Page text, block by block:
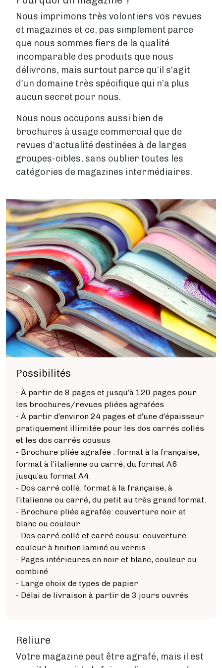
Impression numérique
Comment ça marche ?
Délais de livraison
Impression en ligne
Plan par étapes
Publier un livre
Demander un ISBN
Formalites a regler
RESEAU LIBRAIRIES
Vendre en librairie
BOUTIQUE PUMBO
Aide
Tarifs
Services
Blog
Boutique
À propos de nous
Se connecter
Créer un compte
Nous imprimons très volontiers vos revues
et magazines et ce, pas simplement parce
que nous sommes fiers de la qualité
incomparable des produits que nous
délivrons, mais surtout parce qu’il s’agit
d’un domaine très spécifique qui n’a plus
aucun secret pour nous.
Nous nous occupons aussi bien de
brochures à usage commercial que de
revues d’actualité destinées à de larges
groupes-cibles, sans oublier toutes les
catégories de magazines intermédiaires.
Possibilités
- À partir de 8 pages et jusqu’à 120 pages pour
les brochures/revues pliées agrafées
- À partir d’environ 24 pages et d’une d’épaisseur
pratiquement illimitée pour les dos carrés collés
et les dos carrés cousus
- Brochure pliée agrafée : format à la française,
format à l’italienne ou carré, du format A6
jusqu’au format A4.
- Dos carré collé: format à la française, à
l’italienne ou carré, du petit au très grand format.
- Brochure pliée agrafée: couverture noir et
blanc ou couleur
- Dos carré collé et carré cousu: couverture
couleur à finition laminé ou vernis
- Pages intérieures en noir et blanc, couleur ou
combiné
- Large choix de types de papier
- Délai de livraison à partir de 3 jours ouvrés
Image
Reliure
Votre magazine peut être agrafé, mais il est